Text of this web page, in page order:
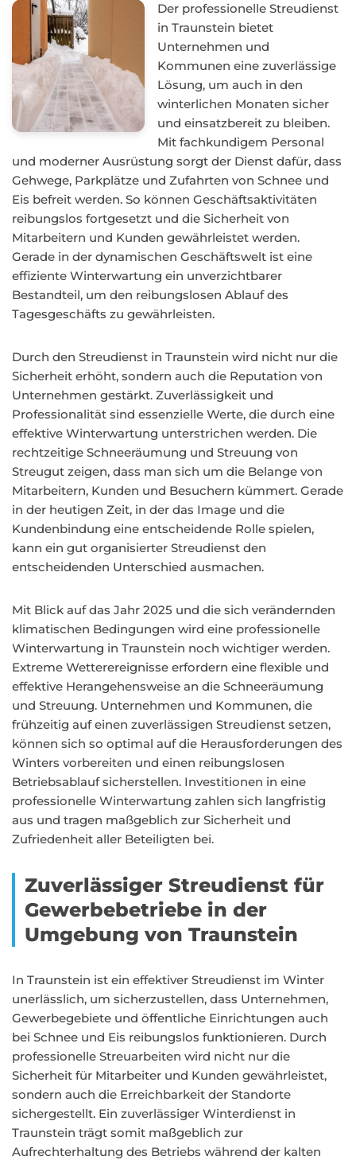
Der professionelle Streudienst
in Traunstein bietet
Unternehmen und
Kommunen eine zuverlässige
Lösung, um auch in den
winterlichen Monaten sicher
und einsatzbereit zu bleiben.
Mit fachkundigem Personal
und moderner Ausrüstung sorgt der Dienst dafür, dass
Gehwege, Parkplätze und Zufahrten von Schnee und
Eis befreit werden. So können Geschäftsaktivitäten
reibungslos fortgesetzt und die Sicherheit von
Mitarbeitern und Kunden gewährleistet werden.
Gerade in der dynamischen Geschäftswelt ist eine
effiziente Winterwartung ein unverzichtbarer
Bestandteil, um den reibungslosen Ablauf des
Tagesgeschäfts zu gewährleisten.
Durch den Streudienst in Traunstein wird nicht nur die
Sicherheit erhöht, sondern auch die Reputation von
Unternehmen gestärkt. Zuverlässigkeit und
Professionalität sind essenzielle Werte, die durch eine
effektive Winterwartung unterstrichen werden. Die
rechtzeitige Schneeräumung und Streuung von
Streugut zeigen, dass man sich um die Belange von
Mitarbeitern, Kunden und Besuchern kümmert. Gerade
in der heutigen Zeit, in der das Image und die
Kundenbindung eine entscheidende Rolle spielen,
kann ein gut organisierter Streudienst den
entscheidenden Unterschied ausmachen.
Mit Blick auf das Jahr 2025 und die sich verändernden
klimatischen Bedingungen wird eine professionelle
Winterwartung in Traunstein noch wichtiger werden.
Extreme Wetterereignisse erfordern eine flexible und
effektive Herangehensweise an die Schneeräumung
und Streuung. Unternehmen und Kommunen, die
frühzeitig auf einen zuverlässigen Streudienst setzen,
können sich so optimal auf die Herausforderungen des
Winters vorbereiten und einen reibungslosen
Betriebsablauf sicherstellen. Investitionen in eine
professionelle Winterwartung zahlen sich langfristig
aus und tragen maßgeblich zur Sicherheit und
Zufriedenheit aller Beteiligten bei.
Zuverlässiger Streudienst für
Gewerbebetriebe in der
Umgebung von Traunstein
In Traunstein ist ein effektiver Streudienst im Winter
unerlässlich, um sicherzustellen, dass Unternehmen,
Gewerbegebiete und öffentliche Einrichtungen auch
bei Schnee und Eis reibungslos funktionieren. Durch
professionelle Streuarbeiten wird nicht nur die
Sicherheit für Mitarbeiter und Kunden gewährleistet,
sondern auch die Erreichbarkeit der Standorte
sichergestellt. Ein zuverlässiger Winterdienst in
Traunstein trägt somit maßgeblich zur
Aufrechterhaltung des Betriebs während der kalten